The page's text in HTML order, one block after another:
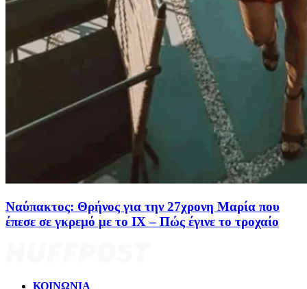
Ναύπακτος: Θρήνος για την 27χρονη Μαρία που
έπεσε σε γκρεμό με το ΙΧ – Πώς έγινε το τροχαίο
ΚΟΙΝΩΝΙΑ